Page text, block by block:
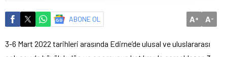
ABONE OL A+ A-
3-6 Mart 2022 tarihleri arasında Edirne’de ulusal ve uluslararası